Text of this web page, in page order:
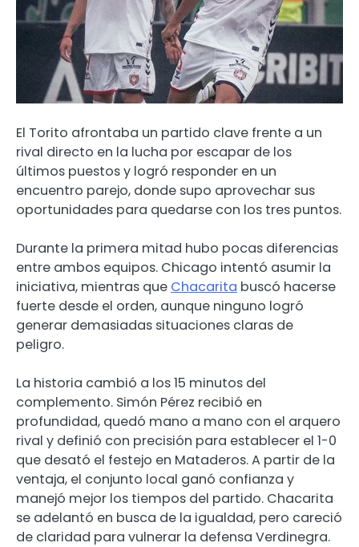
El Torito afrontaba un partido clave frente a un
rival directo en la lucha por escapar de los
últimos puestos y logró responder en un
encuentro parejo, donde supo aprovechar sus
oportunidades para quedarse con los tres puntos.
Durante la primera mitad hubo pocas diferencias
entre ambos equipos. Chicago intentó asumir la
iniciativa, mientras que Chacarita buscó hacerse
fuerte desde el orden, aunque ninguno logró
generar demasiadas situaciones claras de
peligro.
La historia cambió a los 15 minutos del
complemento. Simón Pérez recibió en
profundidad, quedó mano a mano con el arquero
rival y definió con precisión para establecer el 1-0
que desató el festejo en Mataderos. A partir de la
ventaja, el conjunto local ganó confianza y
manejó mejor los tiempos del partido. Chacarita
se adelantó en busca de la igualdad, pero careció
de claridad para vulnerar la defensa Verdinegra.